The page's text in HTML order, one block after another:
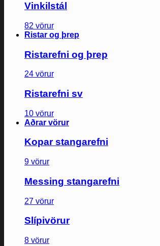
Vinkilstál
82 vörur
Ristar og þrep
Ristarefni og þrep
24 vörur
Ristarefni sv
10 vörur
Aðrar vörur
Kopar stangarefni
9 vörur
Messing stangarefni
27 vörur
Slípivörur
8 vörur